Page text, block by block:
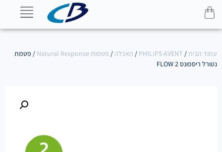
עמוד הבית/
PHILIPS AVENT
/ האכלה / פטמות Natural Response
/ פטמת
נטורל ריספונס FLOW 2